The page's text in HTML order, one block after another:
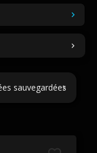
sauvegardées